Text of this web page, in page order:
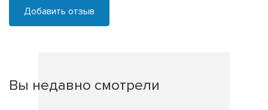
Добавить отзыв
Вы недавно смотрели